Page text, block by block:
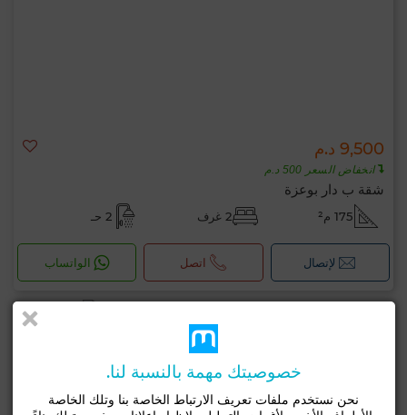
9,500 د.م
انخفاض السعر 500 د.م
شقة ب دار بوعزة
175 م² 2 غرف 2 حـ
لإتصال اتصل الواتساب
خصوصيتك مهمة بالنسبة لنا.
نحن نستخدم ملفات تعريف الارتباط الخاصة بنا وتلك الخاصة